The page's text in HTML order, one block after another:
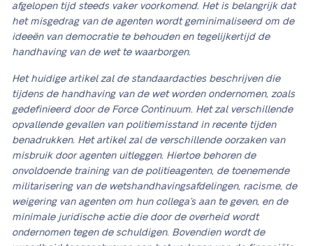
afgelopen tijd steeds vaker voorkomend. Het is belangrijk dat
het misgedrag van de agenten wordt geminimaliseerd om de
ideeën van democratie te behouden en tegelijkertijd de
handhaving van de wet te waarborgen.
Het huidige artikel zal de standaardacties beschrijven die
tijdens de handhaving van de wet worden ondernomen, zoals
gedefinieerd door de Force Continuum. Het zal verschillende
opvallende gevallen van politiemisstand in recente tijden
benadrukken. Het artikel zal de verschillende oorzaken van
misbruik door agenten uitleggen. Hiertoe behoren de
onvoldoende training van de politieagenten, de toenemende
militarisering van de wetshandhavingsafdelingen, racisme, de
weigering van agenten om hun collega’s aan te geven, en de
minimale juridische actie die door de overheid wordt
ondernomen tegen de schuldigen. Bovendien wordt de